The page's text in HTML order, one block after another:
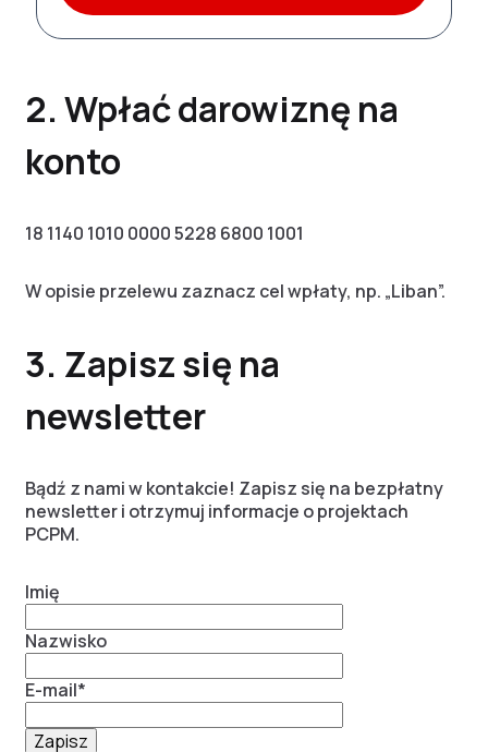
2. Wpłać darowiznę na
konto
18 1140 1010 0000 5228 6800 1001
W opisie przelewu zaznacz cel wpłaty, np. „Liban”.
3. Zapisz się na
newsletter
Bądź z nami w kontakcie! Zapisz się na bezpłatny
newsletter i otrzymuj informacje o projektach
PCPM.
Imię
Nazwisko
E-mail*